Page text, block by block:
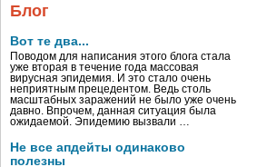
Блог
Вот те два...
Поводом для написания этого блога стала
уже вторая в течение года массовая
вирусная эпидемия. И это стало очень
неприятным прецедентом. Ведь столь
масштабных заражений не было уже очень
давно. Впрочем, данная ситуация была
ожидаемой. Эпидемию вызвали …
Не все апдейты одинаково
полезны